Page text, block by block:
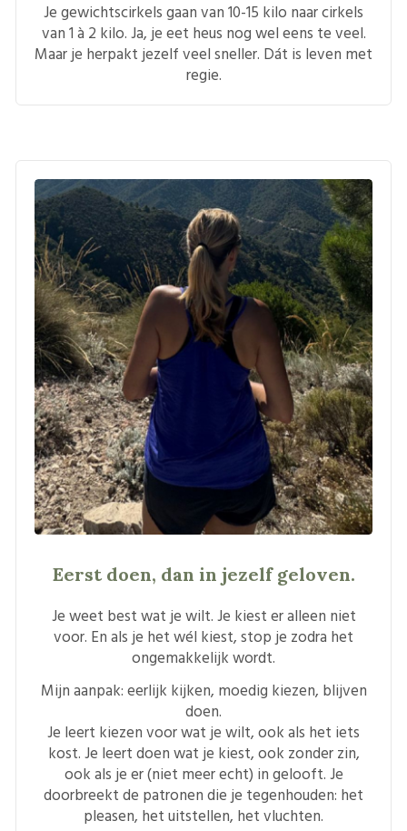
Je gewichtscirkels gaan van 10-15 kilo naar cirkels
van 1 à 2 kilo. Ja, je eet heus nog wel eens te veel.
Maar je herpakt jezelf veel sneller. Dát is leven met
regie.
Eerst doen, dan in jezelf geloven.
Je weet best wat je wilt. Je kiest er alleen niet
voor. En als je het wél kiest, stop je zodra het
ongemakkelijk wordt.
Mijn aanpak: eerlijk kijken, moedig kiezen, blijven
doen.
Je leert kiezen voor wat je wilt, ook als het iets
kost. Je leert doen wat je kiest, ook zonder zin,
ook als je er (niet meer echt) in gelooft. Je
doorbreekt de patronen die je tegenhouden: het
pleasen, het uitstellen, het vluchten.